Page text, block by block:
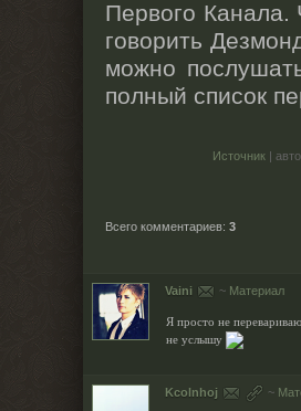
Первого Канала.
говорить
можно
полный список
Источник |
Всего комментариев: 3
Vaini ~ Материал
Я просто не
не услышу
Kcolnhoj ~